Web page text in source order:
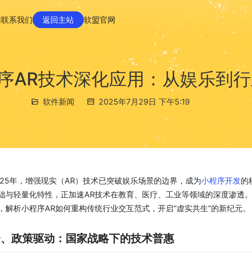
联系我们 返回主站 软盟官网
AR技术深化应用：从娱乐到
软件新闻 2025年7月29日 下午5:19
年，增强现实（AR）技术已突破娱乐场景的边界，成为小程序开发的
与轻量化特性，正加速AR技术在教育、医疗、工业等领域的深度渗透
解析小程序AR如何重构传统行业交互范式，开启“虚实共生”的新纪元。
政策驱动：国家战略下的技术普惠